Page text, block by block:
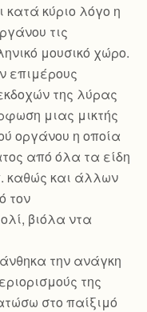
κατά κύριο λόγο η
τις
μουσικό χώρο.
επιμέρους
της λύρας
μιας μικτής
οργάνου η οποία
από όλα τα είδη
καθώς και άλλων
τον
βιόλα ντα
την ανάγκη
της
στο παίξιμό